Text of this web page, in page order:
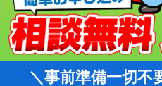
事前準備一切不